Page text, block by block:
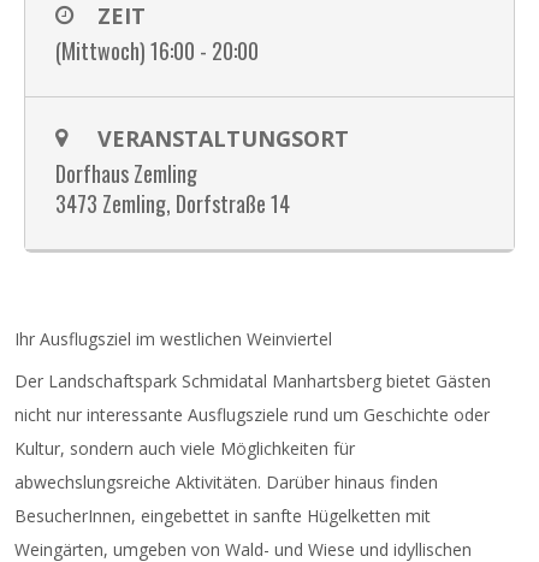
ZEIT
(Mittwoch) 16:00 - 20:00
VERANSTALTUNGSORT
Dorfhaus Zemling
3473 Zemling, Dorfstraße 14
Ihr Ausflugsziel im westlichen Weinviertel
Der Landschaftspark Schmidatal Manhartsberg bietet Gästen
nicht nur interessante Ausflugsziele rund um Geschichte oder
Kultur, sondern auch viele Möglichkeiten für
abwechslungsreiche Aktivitäten. Darüber hinaus finden
BesucherInnen, eingebettet in sanfte Hügelketten mit
Weingärten, umgeben von Wald- und Wiese und idyllischen